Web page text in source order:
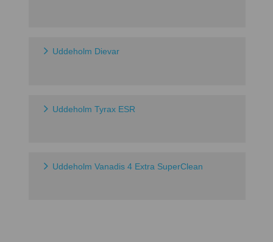
Uddeholm Dievar
Uddeholm Tyrax ESR
Uddeholm Vanadis 4 Extra SuperClean